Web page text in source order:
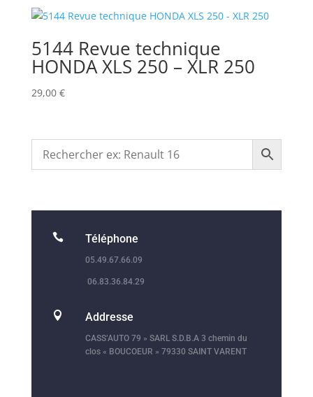
5144 Revue technique
HONDA XLS 250 – XLR 250
29,00 €
 Téléphone
05.49.67.66.09
06.83.36.84.29
 Addresse
CASS’AUTO 79 » SARL S.D.B.A 3 chemin du
clos « BOUCOEUR » 79330 SAINT VARENT